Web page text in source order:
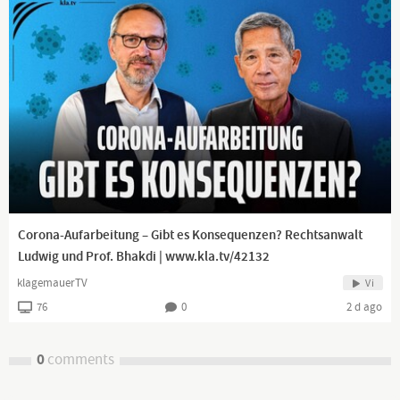
Corona-Aufarbeitung – Gibt es Konsequenzen? Rechtsanwalt
Ludwig und Prof. Bhakdi | www.kla.tv/42132
klagemauerTV Vi
76 0 2 d ago
0comments